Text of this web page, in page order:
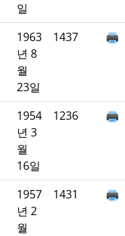
일
1963
년 8
월
23일
1437
1954
년 3
월
16일
1236
1957
년 2
월
1431